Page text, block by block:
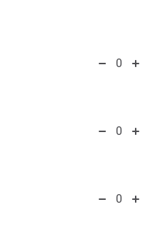
0
0
0